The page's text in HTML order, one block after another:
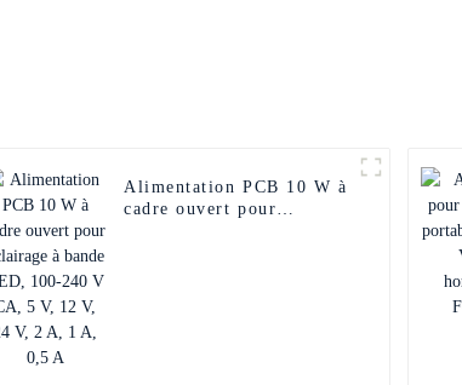
Alimentation PCB 10 W à
cadre ouvert pour